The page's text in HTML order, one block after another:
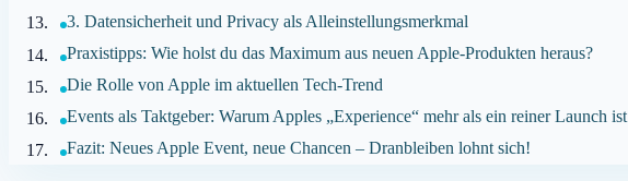
3. Datensicherheit und Privacy als Alleinstellungsmerkmal
Praxistipps: Wie holst du das Maximum aus neuen Apple-Produkten heraus?
Die Rolle von Apple im aktuellen Tech-Trend
Events als Taktgeber: Warum Apples „Experience“ mehr als ein reiner Launch ist
Fazit: Neues Apple Event, neue Chancen – Dranbleiben lohnt sich!